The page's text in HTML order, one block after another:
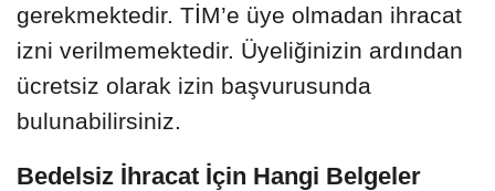
gerekmektedir. TİM’e üye olmadan ihracat
izni verilmemektedir. Üyeliğinizin ardından
ücretsiz olarak izin başvurusunda
bulunabilirsiniz.
Bedelsiz İhracat İçin Hangi Belgeler